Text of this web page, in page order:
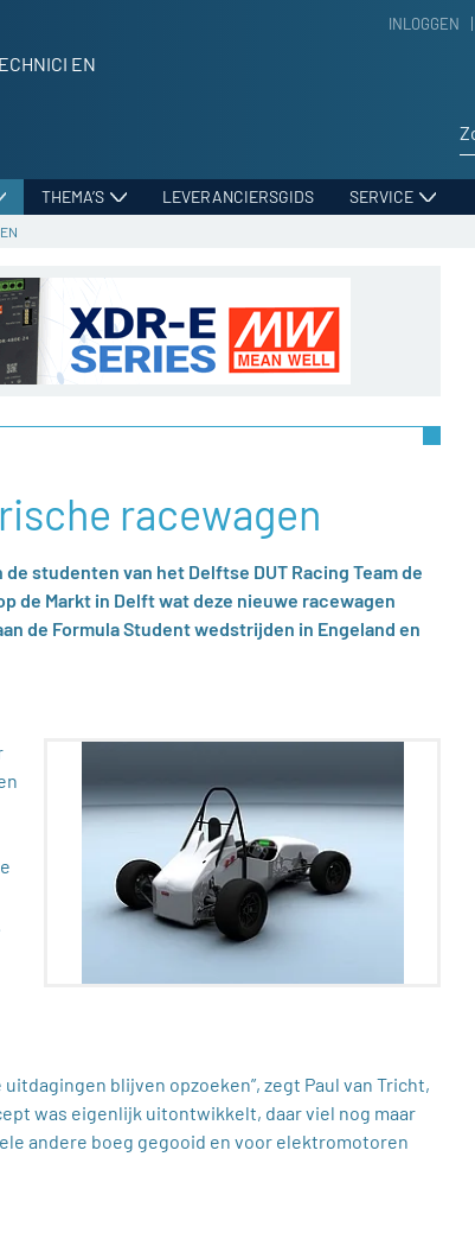
EN
INLOGGEN
THEMA’S LEVERANCIERSGIDS SERVICE
racewagen
studenten van het Delftse DUT Racing Team de
de Markt in Delft wat deze nieuwe racewagen
de Formula Student wedstrijden in Engeland en
blijven opzoeken”, zegt Paul van Tricht,
was eigenlijk uitontwikkelt, daar viel nog maar
andere boeg gegooid en voor elektromotoren